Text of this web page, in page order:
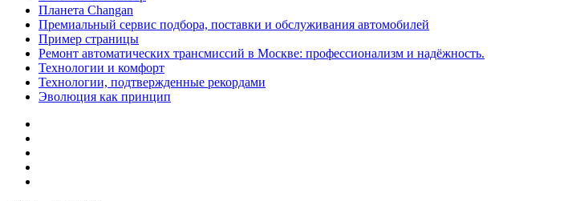
Планета Changan
Премиальный сервис подбора, поставки и обслуживания автомобилей
Пример страницы
Ремонт автоматических трансмиссий в Москве: профессионализм и надёжность.
Технологии и комфорт
Технологии, подтвержденные рекордами
Эволюция как принцип